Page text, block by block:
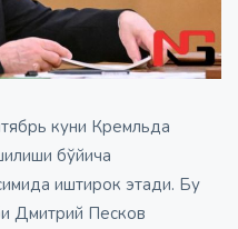
куни Кремльда
бўйича
иштирок этади. Бу
Дмитрий Песков